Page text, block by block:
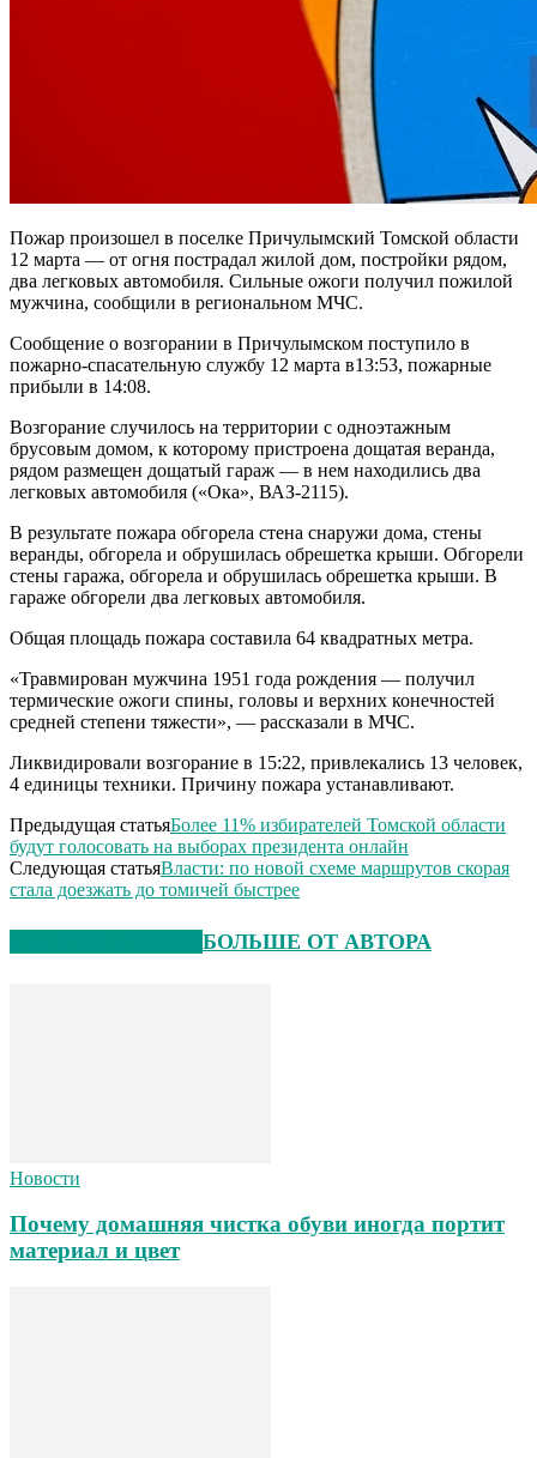
Пожар произошел в поселке Причулымский Томской области
12 марта — от огня пострадал жилой дом, постройки рядом,
два легковых автомобиля. Сильные ожоги получил пожилой
мужчина, сообщили в региональном МЧС.
Сообщение о возгорании в Причулымском поступило в
пожарно-спасательную службу 12 марта в13:53, пожарные
прибыли в 14:08.
Возгорание случилось на территории с одноэтажным
брусовым домом, к которому пристроена дощатая веранда,
рядом размещен дощатый гараж — в нем находились два
легковых автомобиля («Ока», ВАЗ-2115).
В результате пожара обгорела стена снаружи дома, стены
веранды, обгорела и обрушилась обрешетка крыши. Обгорели
стены гаража, обгорела и обрушилась обрешетка крыши. В
гараже обгорели два легковых автомобиля.
Общая площадь пожара составила 64 квадратных метра.
«Травмирован мужчина 1951 года рождения — получил
термические ожоги спины, головы и верхних конечностей
средней степени тяжести», — рассказали в МЧС.
Ликвидировали возгорание в 15:22, привлекались 13 человек,
4 единицы техники. Причину пожара устанавливают.
Предыдущая статьяБолее 11% избирателей Томской области
будут голосовать на выборах президента онлайн
Следующая статьяВласти: по новой схеме маршрутов скорая
стала доезжать до томичей быстрее
БОЛЬШЕ ОТ АВТОРА
Новости
Почему домашняя чистка обуви иногда портит
материал и цвет